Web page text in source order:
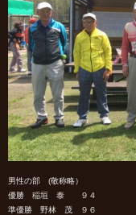
男性の部 (敬称略）
優勝 稲垣 泰 ９４
準優勝 野林 茂 ９６